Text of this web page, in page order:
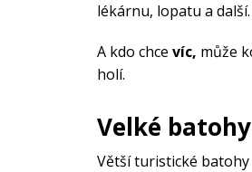
lékárnu, lopatu a
A kdo chce víc, může
holí.
Velké
Větší turistické